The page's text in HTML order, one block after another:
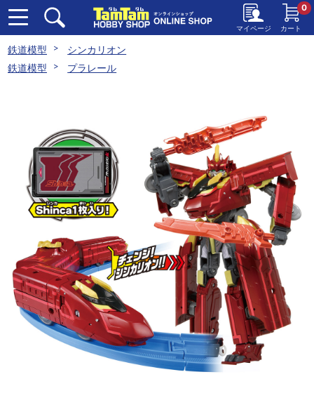
マイページ カート
0
鉄道模型
シンカリオン
鉄道模型
プラレール